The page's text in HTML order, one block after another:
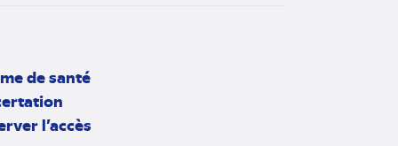
de santé
l’accès